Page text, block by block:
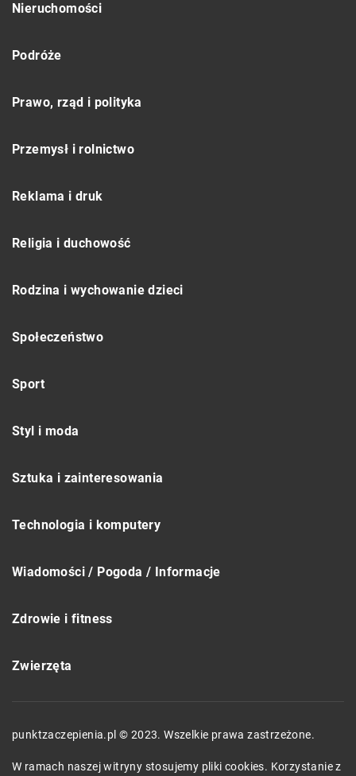
Nieruchomości
Podróże
Prawo, rząd i polityka
Przemysł i rolnictwo
Reklama i druk
Religia i duchowość
Rodzina i wychowanie dzieci
Społeczeństwo
Sport
Styl i moda
Sztuka i zainteresowania
Technologia i komputery
Wiadomości / Pogoda / Informacje
Zdrowie i fitness
Zwierzęta
punktzaczepienia.pl © 2023. Wszelkie prawa zastrzeżone.
W ramach naszej witryny stosujemy pliki cookies. Korzystanie z